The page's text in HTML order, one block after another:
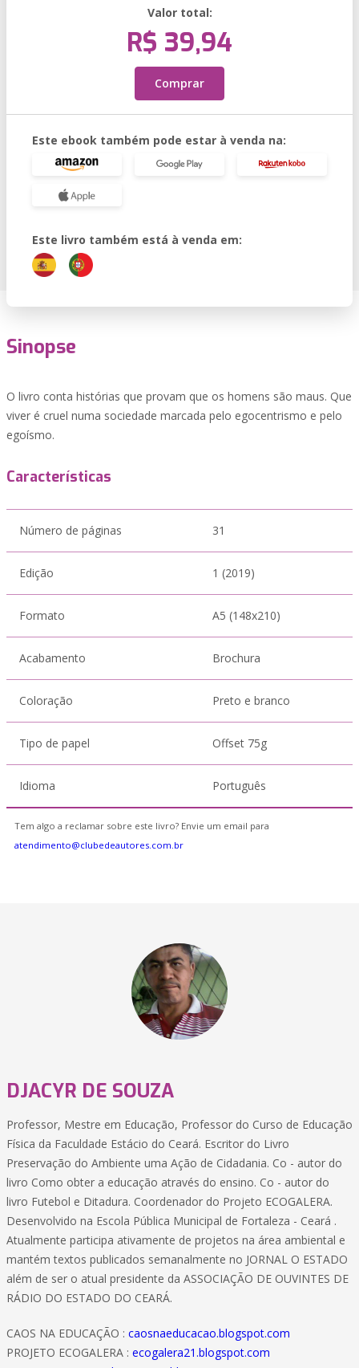
Valor total:
R$ 39,94
Comprar
Este ebook também pode estar à venda na:
Este livro também está à venda em:
Sinopse
O livro conta histórias que provam que os homens são maus. Que
viver é cruel numa sociedade marcada pelo egocentrismo e pelo
egoísmo.
Características
Número de páginas 31
Edição 1 (2019)
Formato A5 (148x210)
Acabamento Brochura
Coloração Preto e branco
Tipo de papel Offset 75g
Idioma Português
Tem algo a reclamar sobre este livro? Envie um email para
atendimento@clubedeautores.com.br
DJACYR DE SOUZA
Professor, Mestre em Educação, Professor do Curso de Educação
Física da Faculdade Estácio do Ceará. Escritor do Livro
Preservação do Ambiente uma Ação de Cidadania. Co - autor do
livro Como obter a educação através do ensino. Co - autor do
livro Futebol e Ditadura. Coordenador do Projeto ECOGALERA.
Desenvolvido na Escola Pública Municipal de Fortaleza - Ceará .
Atualmente participa ativamente de projetos na área ambiental e
mantém textos publicados semanalmente no JORNAL O ESTADO
além de ser o atual presidente da ASSOCIAÇÃO DE OUVINTES DE
RÁDIO DO ESTADO DO CEARÁ.
CAOS NA EDUCAÇÃO : caosnaeducacao.blogspot.com
PROJETO ECOGALERA : ecogalera21.blogspot.com